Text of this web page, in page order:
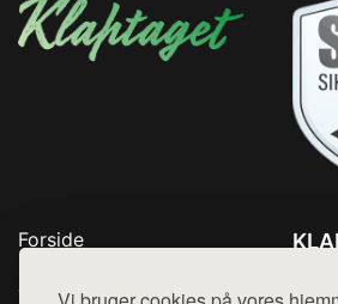
Forside
Top Rabatter